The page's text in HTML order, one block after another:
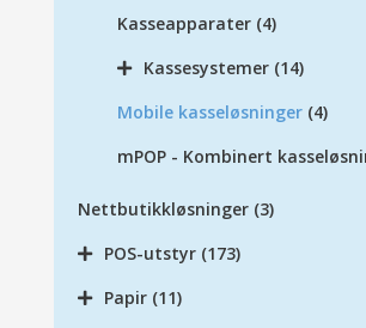
Kasseapparater (4)
Kassesystemer (14)
Mobile kasseløsninger (4)
mPOP - Kombinert
Nettbutikkløsninger (3)
POS-utstyr (173)
Papir (11)